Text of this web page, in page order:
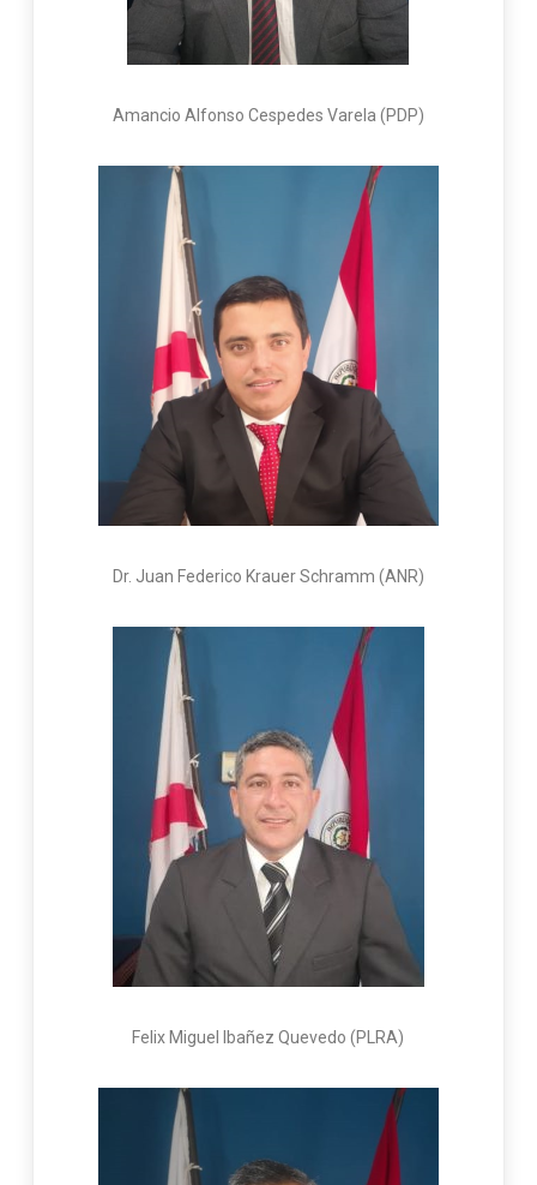
Amancio Alfonso Cespedes Varela (PDP)
Dr. Juan Federico Krauer Schramm (ANR)
Felix Miguel Ibañez Quevedo (PLRA)